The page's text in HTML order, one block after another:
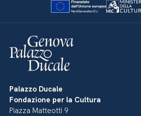
Palazzo Ducale
Fondazione per la Cultura
Piazza Matteotti 9